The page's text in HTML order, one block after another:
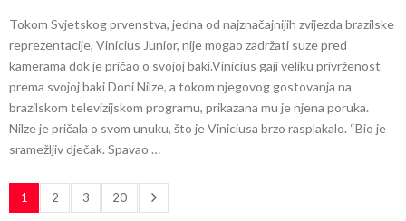
Tokom Svjetskog prvenstva, jedna od najznačajnijih zvijezda brazilske
reprezentacije, Vinicius Junior, nije mogao zadržati suze pred
kamerama dok je pričao o svojoj baki.Vinicius gaji veliku privrženost
prema svojoj baki Doni Nilze, a tokom njegovog gostovanja na
brazilskom televizijskom programu, prikazana mu je njena poruka.
Nilze je pričala o svom unuku, što je Viniciusa brzo rasplakalo. “Bio je
sramežljiv dječak. Spavao …
1 2 3 20